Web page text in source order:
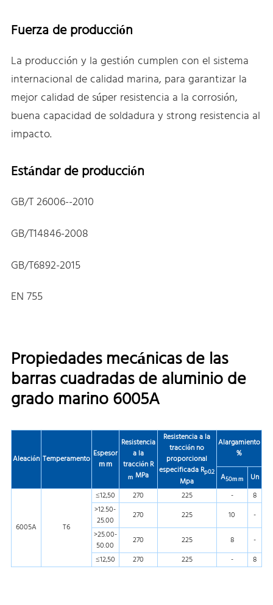
Fuerza de producción
La producción y la gestión cumplen con el sistema
internacional de calidad marina, para garantizar la
mejor calidad de súper resistencia a la corrosión,
buena capacidad de soldadura y strong resistencia al
impacto.
Estándar de producción
GB/T 26006--2010
GB/T14846-2008
GB/T6892-2015
EN 755
Propiedades mecánicas de las
barras cuadradas de aluminio de
grado marino 6005A
Aleación Temperamento Espesor
ｍｍ
Resistencia
a la
tracción R
ｍ MPa
Resistencia a la
tracción no
proporcional
especificada Rp0.2
Mpa
Alargamiento
％
A50ｍｍ Un
6005A T6
≤12,50 270 225 -
8
>12.50-
25.00
270 225 10
-
>25.00-
50.00
270 225 8
-
≤12,50
270 225 - 8